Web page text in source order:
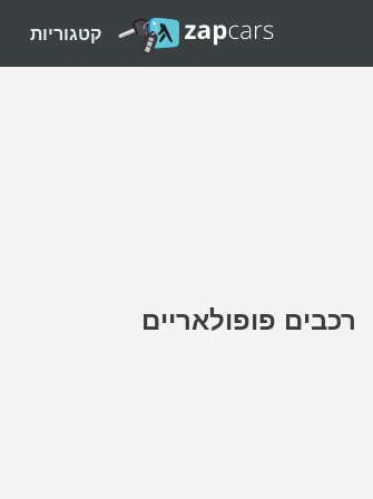
קטגוריות
רכבים פופולאריים